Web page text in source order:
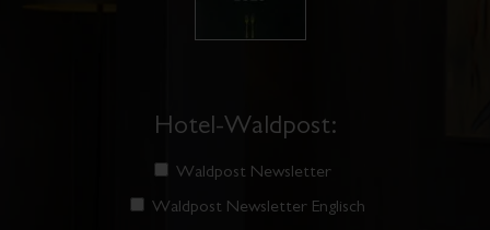
Hotel-Waldpost:
Waldpost Newsletter
Waldpost Newsletter Englisch